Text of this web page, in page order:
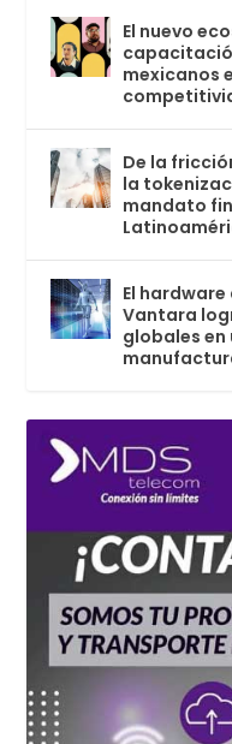
El nuevo
mexicanos
De la
la
mandato
El
Vantara
globales en